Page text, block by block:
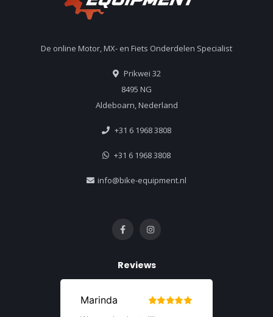
De online Motor, MX- en Fiets Onderdelen Specialist
Prikwei 32
8495 NG
Aldeboarn, Nederland
+31 6 1968 3808
+31 6 1968 3808
info@bike-equipment.nl
Reviews